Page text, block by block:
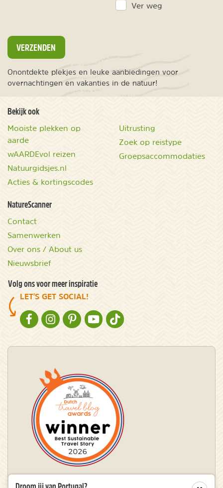
Ver weg
VERZENDEN
Onontdekte plekjes en leuke aanbiedingen voor
overnachtingen en vakanties in de natuur!
Bekijk ook
Mooiste plekken op
aarde
wAARDEvol reizen
Natuurgidsjes.nl
Acties & kortingscodes
Uitrusting
Zoek op reistype
Groepsaccommodaties
NatureScanner
Contact
Samenwerken
Over ons / About us
Nieuwsbrief
Volg ons voor meer inspiratie
LET'S GET SOCIAL!
NATURESCANNER OP FACEBOOK
NATURESCANNER OP INSTAGRAM
NATURESCANNER OP PINTEREST
NATURESCANNER OP YOUTUBE
NATURESCANNER OP TIKTOK